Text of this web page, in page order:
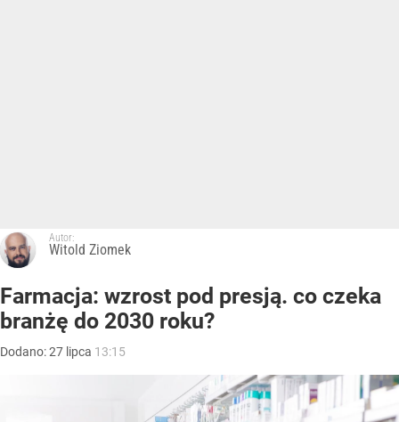
Autor:
Witold Ziomek
Farmacja: wzrost pod presją. co czeka
branżę do 2030 roku?
Dodano:27 lipca 13:15